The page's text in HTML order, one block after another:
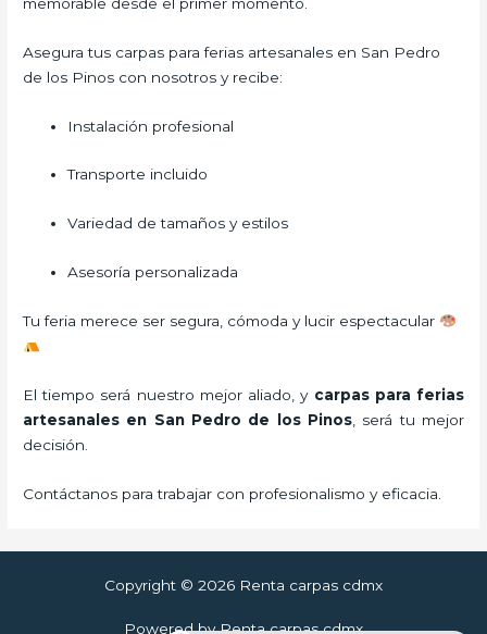
Asegura tus carpas para ferias artesanales en San Pedro
de los Pinos con nosotros y recibe:
Instalación profesional
Transporte incluido
Variedad de tamaños y estilos
Asesoría personalizada
Tu feria merece ser segura, cómoda y lucir espectacular
El tiempo será nuestro mejor aliado, y carpas para ferias
artesanales en San Pedro de los Pinos, será tu mejor
decisión.
Contáctanos para trabajar con profesionalismo y eficacia.
Copyright © 2026 Renta carpas cdmx
Powered by Renta carpas cdmx